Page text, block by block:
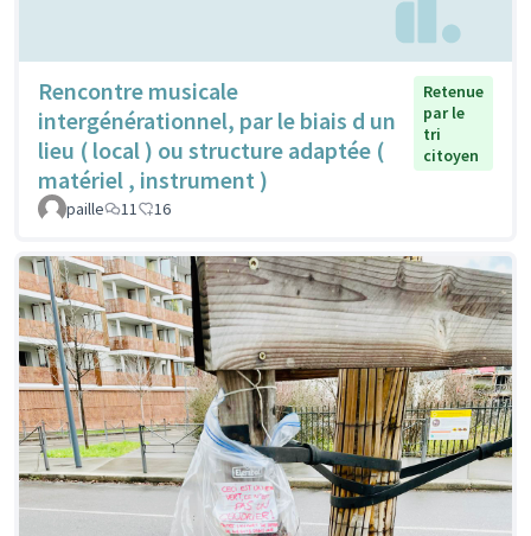
Rencontre musicale
intergénérationnel, par le biais d un
lieu ( local ) ou structure adaptée (
matériel , instrument )
Retenue
par le
tri
citoyen
paille 11 16